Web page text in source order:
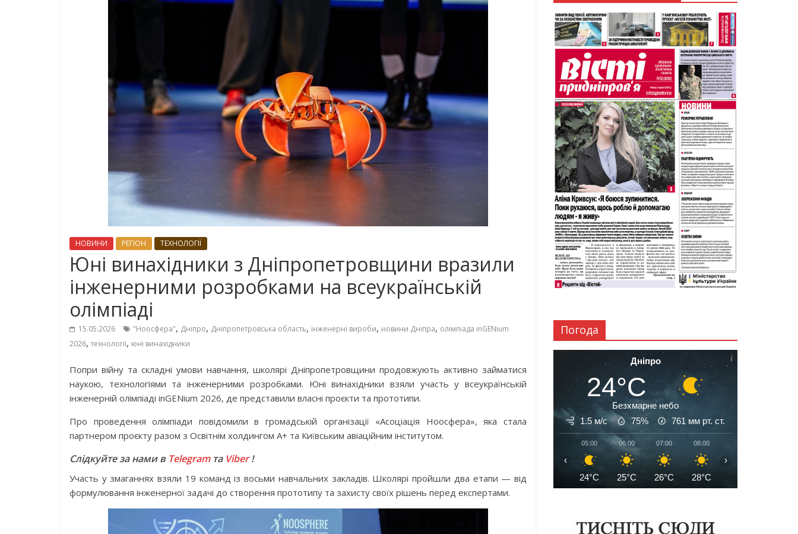
НОВИНИ РЕГІОН ТЕХНОЛОГІЇ
Юні винахідники з Дніпропетровщини вразили
інженерними розробками на всеукраїнській
олімпіаді
15.05.2026 "Ноосфера", Дніпро, Дніпропетровська область, інженерні вироби, новини Дніпра, олімпіада inGENium
2026, технології, юні винахідники
Попри війну та складні умови навчання, школярі Дніпропетровщини продовжують активно займатися
наукою, технологіями та інженерними розробками. Юні винахідники взяли участь у всеукраїнській
інженерній олімпіаді inGENium 2026, де представили власні проєкти та прототипи.
Про проведення олімпіади повідомили в громадській організації «Асоціація Ноосфера», яка стала
партнером проєкту разом з Освітнім холдингом А+ та Київським авіаційним інститутом.
Слідкуйте за нами в Telegramта Viber!
Участь у змаганнях взяли 19 команд із восьми навчальних закладів. Школярі пройшли два етапи — від
формулювання інженерної задачі до створення прототипу та захисту своїх рішень перед експертами.
Погода
Дніпро
24°C
Безхмарне небо
1.5 м/с
75% 761 мм рт. ст.
05:00
24°C
06:00
25°C
07:00
26°C
08:00
28°C
‹ ›